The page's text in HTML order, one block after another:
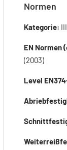
Normen
Kategorie: III
EN Normen
(2003)
Level